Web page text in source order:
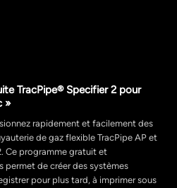
TracPipe® Specifier 2 pour
»
rapidement et facilement des
de gaz flexible TracPipe AP et
Ce programme gratuit et
permet de créer des systèmes
pour plus tard, à imprimer sous